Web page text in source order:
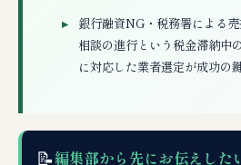
銀行融資NG・税務署による
相談の進行という税金滞納中
に対応した業者選定が成功の
📝編集部から先にお伝えした